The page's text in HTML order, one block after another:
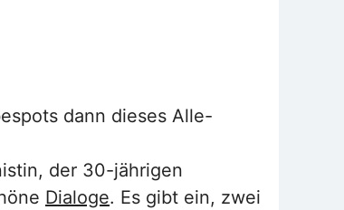
dann dieses Alle-
der 30-jährigen
Dialoge. Es gibt ein, zwei